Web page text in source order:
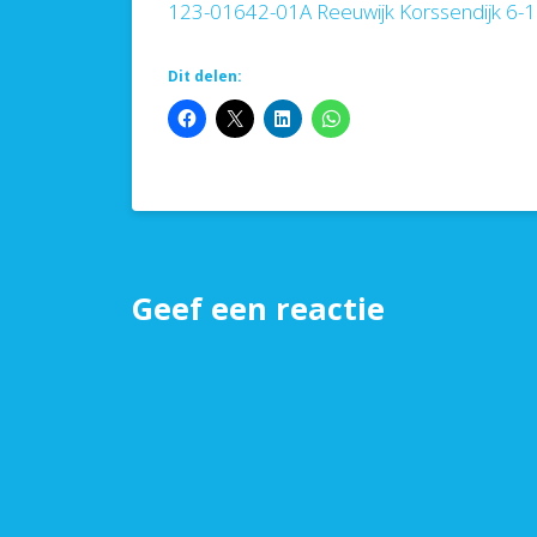
123-01642-01A Reeuwijk Korssendijk 6-
Dit delen:
Geef een reactie